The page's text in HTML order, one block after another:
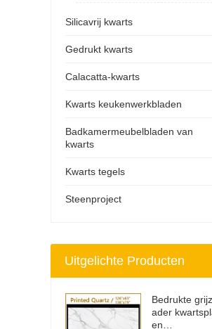
Silicavrij kwarts
Gedrukt kwarts
Calacatta-kwarts
Kwarts keukenwerkbladen
Badkamermeubelbladen van
kwarts
Kwarts tegels
Steenproject
Uitgelichte Producten
Bedrukte
ader
en